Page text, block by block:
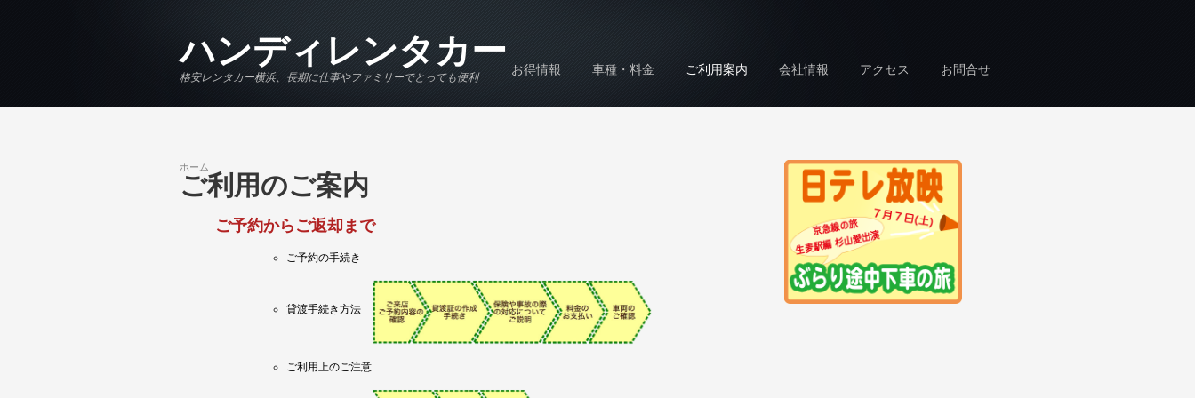
ハンディレンタカー
格安レンタカー横浜、長期に仕事やファミリーでとっても便利
お得情報 車種・料金 ご利用案内 会社情報 アクセス お問合せ
現在地
ホーム
ご利用のご案内
ご予約からご返却まで
ご予約の手続き
貸渡手続き方法
ご利用上のご注意